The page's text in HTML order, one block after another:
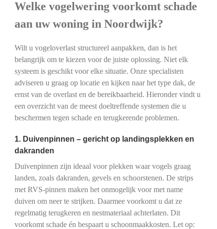
Welke vogelwering voorkomt schade
aan uw woning in Noordwijk?
Wilt u vogeloverlast structureel aanpakken, dan is het
belangrijk om te kiezen voor de juiste oplossing. Niet elk
systeem is geschikt voor elke situatie. Onze specialisten
adviseren u graag op locatie en kijken naar het type dak, de
ernst van de overlast en de bereikbaarheid. Hieronder vindt u
een overzicht van de meest doeltreffende systemen die u
beschermen tegen schade en terugkerende problemen.
1. Duivenpinnen – gericht op landingsplekken en
dakranden
Duivenpinnen zijn ideaal voor plekken waar vogels graag
landen, zoals dakranden, gevels en schoorstenen. De strips
met RVS-pinnen maken het onmogelijk voor met name
duiven om neer te strijken. Daarmee voorkomt u dat ze
regelmatig terugkeren en nestmateriaal achterlaten. Dit
voorkomt schade én bespaart u schoonmaakkosten. Let op: